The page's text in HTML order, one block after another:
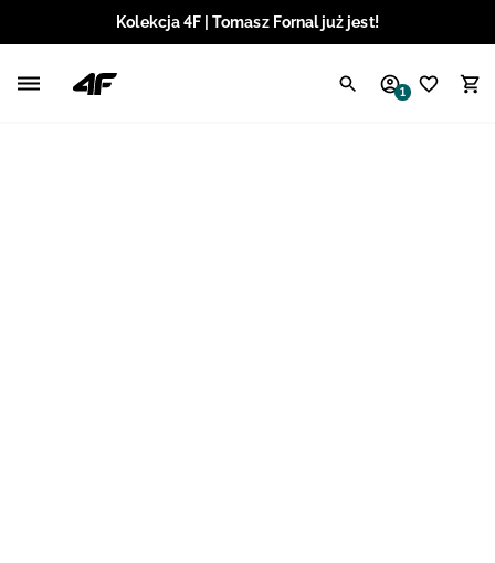
Kolekcja 4F | Tomasz Fornal już jest!
1